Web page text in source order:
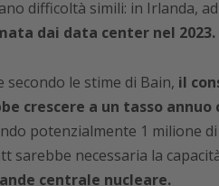
difficoltà simili: in Irlanda,
dai data center nel 2023.
secondo le stime di Bain, il
crescere a un tasso annuo
potenzialmente 1 milione
sarebbe necessaria la
centrale nucleare.